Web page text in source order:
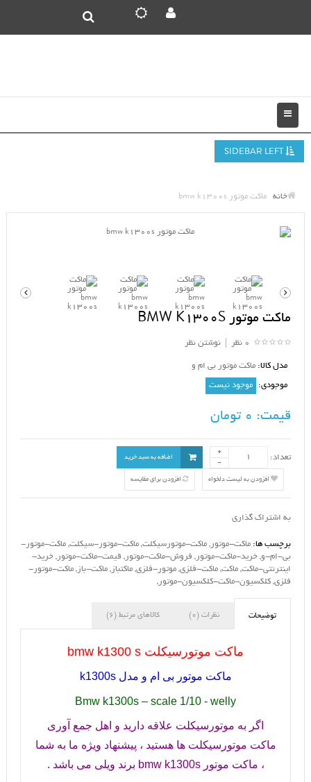
خانه ماکت موتور bmw k1300s
ماکت موتور BMW K1300S
0 نظر نوشتن نظر
مدل کالا: ماکت موتور بی ام و
موجودی: موجود نیست
قیمت:
تعداد: اضافه به سبد خرید
افزودن به لیست دلخواه افزودن برای مقایسه
به اشتراک گذاری
برچسب ها: ماکت-موتور , ماکت-موتورسیکلت, ماکت-موتور-سیکلت, ماکت-موتور-
بی-ام-و, خرید-ماکت-موتور , فروش-ماکت-موتور , قیمت-ماکت-موتور , خرید-
اینترنتی-ماکت, ماکت, ماکت-فلزی, موتور-فلزی, ماکتباز , ماکت-باز , ماکت-موتور-
فلزی, کلکسیون-ماکت-کلکسیون-موتور ,
توضیحات نظرات (0) کالاهای مرتبط (6)
ماکت موتورسیکلت bmw k1300 s
ماکت موتور بی ام و مدلk1300s
Bmw k1300s – scale 1/10 - welly
اگر به موتورسیکلت علاقه دارید و اهل جمع آوری
ماکت موتورسیکلت ها هستید ، پیشنهاد ویژه ما به شما
، ماکت موتورbmw k1300s برند ویلی می باشد .